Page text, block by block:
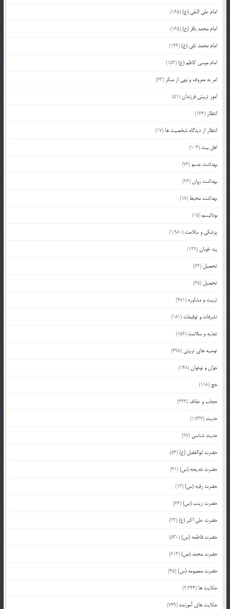
امام علی النقی (ع)(165)
امام محمد باقر (ع)(165)
امام محمد تقی (ع)(146)
امام موسی کاظم (ع)(152)
امر به معروف و نهی از منکر (63)
امور تربیتی فرزندان (51)
انتظار (164)
انتظار از دیدگاه شخصیت ها (17)
اهل بیت (104)
بهداشت جسم(73)
بهداشت روان (26)
بهداشت محیط (18)
بودائیسم(15)
پزشکی و سلامت (1,980)
پند خوبان (129)
تحصیل (62)
تحصیل (65)
تربیت و مشاوره (481)
تشرفات و توقیعات (181)
تغذیه و سلامت (156)
توصیه های تربیتی (498)
جوان و نوجوان (148)
حج (118)
حجاب و عفاف (333)
حدیث (1,737)
حدیث شناسی (97)
حضرت ابوالفضل (ع)(54)
حضرت خدیجه (س)(41)
حضرت رقیه (س)(13)
حضرت زینب (س)(66)
حضرت علی اکبر (ع)(23)
حضرت فاطمه (س)(530)
حضرت محمد (ص)(613)
حضرت معصومه (س)(45)
حکایت ها (2,244)
حکایت های آموزنده (749)